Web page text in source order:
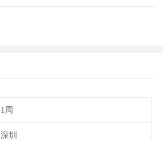
1周
深圳